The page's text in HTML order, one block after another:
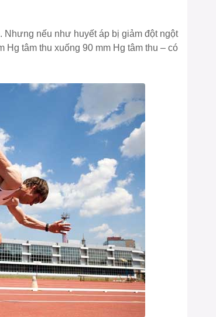
nếu như huyết áp bị giảm đột ngột
tâm thu xuống 90 mm Hg tâm thu – có